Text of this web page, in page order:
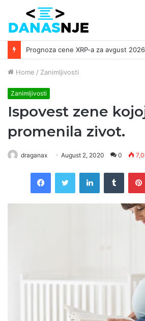
Home / Zanimljivosti
Zanimljivosti
Ispovest zene
promenila zivot.
draganax August 2, 2020 0
FacebookTwitter LinkedInTumblr